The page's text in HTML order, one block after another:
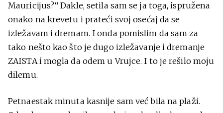
Mauricijus?“ Dakle, setila sam se ja toga, ispružena
onako na krevetu i prateći svoj osećaj da se
izležavam i dremam. I onda pomislim da sam za
tako nešto kao što je dugo izležavanje i dremanje
ZAISTA i mogla da odem u Vrujce. I to je rešilo moju
dilemu.
Petnaestak minuta kasnije sam već bila na plaži.